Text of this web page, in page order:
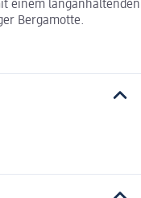
einem langanhaltenden
Bergamotte.